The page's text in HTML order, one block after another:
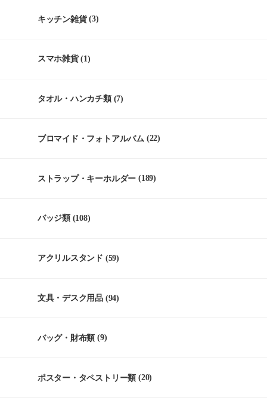
キッチン雑貨(3)
スマホ雑貨(1)
タオル・ハンカチ類(7)
ブロマイド・フォトアルバム (22)
ストラップ・キーホルダー (189)
バッジ類(108)
アクリルスタンド (59)
文具・デスク用品 (94)
バッグ・財布類 (9)
ポスター・タペストリー類 (20)